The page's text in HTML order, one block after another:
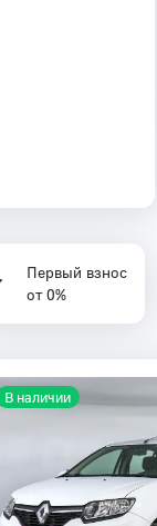
Первый взнос
от 0%
В наличии